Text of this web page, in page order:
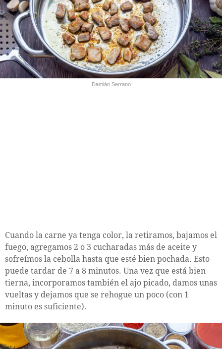
Damián Serrano
Cuando la carne ya tenga color, la retiramos, bajamos el
fuego, agregamos 2 o 3 cucharadas más de aceite y
sofreímos la cebolla hasta que esté bien pochada. Esto
puede tardar de 7 a 8 minutos. Una vez que está bien
tierna, incorporamos también el ajo picado, damos unas
vueltas y dejamos que se rehogue un poco (con 1
minuto es suficiente).